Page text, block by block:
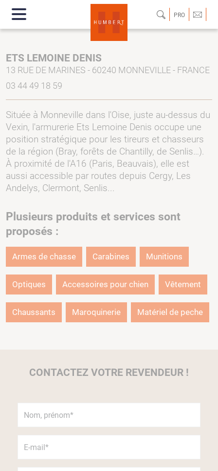
PRO
ETS LEMOINE DENIS
13 RUE DE MARINES - 60240 MONNEVILLE - FRANCE
03 44 49 18 59
Située à Monneville dans l'Oise, juste au-dessus du
Vexin, l'armurerie Ets Lemoine Denis occupe une
position stratégique pour les tireurs et chasseurs
de la région (Bray, forêts de Chantilly, de Senlis…).
À proximité de l'A16 (Paris, Beauvais), elle est
aussi accessible par routes depuis Cergy, Les
Andelys, Clermont, Senlis...
Plusieurs produits et services sont
proposés :
Armes de chasse Carabines Munitions
Optiques Accessoires pour chien Vêtement
Chaussants Maroquinerie Matériel de peche
CONTACTEZ VOTRE REVENDEUR !